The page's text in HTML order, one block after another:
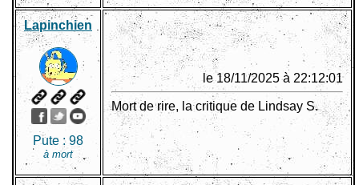
Lapinchien
Pute : 98
à mort
le 18/11/2025 à 22:12:01
Mort de rire, la critique de Lindsay S.